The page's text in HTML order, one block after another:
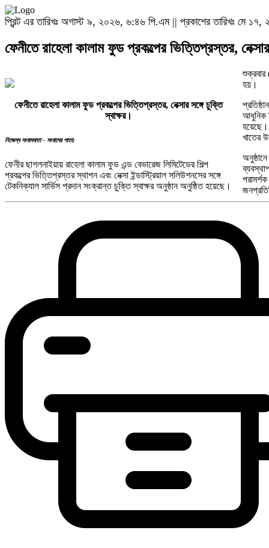
প্রিন্ট এর তারিখঃ অগাস্ট ৯, ২০২৬, ৬:৪৬ পি.এম || প্রকাশের তারিখঃ মে ১৭,
ফেনীতে রাহেলা কালাম ফুড প্রকল্পের ভিত্তিপ্রস্তর,
ফেনীতে রাহেলা কালাম ফুড প্রকল্পের ভিত্তিপ্রস্তর, নেক্সার সঙ্গে চুক্তি
স্বাক্ষর।
নিজেস্ব সংবাদদাতা - সংবাদের পাতা:
ফেনীর ছাগলনাইয়ায় রাহেলা কালাম ফুড এন্ড বেভারেজ লিমিটেডের শিল্প
প্রকল্পের ভিত্তিপ্রস্তর স্থাপন এবং নেক্সা ইন্ডাস্ট্রিয়াল সলিউশনসের সঙ্গে
টেকনিক্যাল সার্ভিস প্রদান সংক্রান্ত চুক্তি স্বাক্ষর অনুষ্ঠান অনুষ্ঠিত হয়েছে।
শুক্রবার
হয়।
আধুনিক
হয়েছে।
খাতের